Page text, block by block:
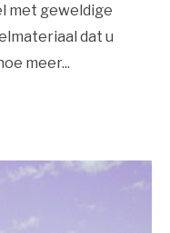
met geweldige
dat u
meer...